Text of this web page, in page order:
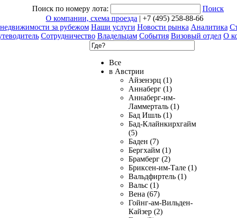
Поиск по номеру лота:
Поиск
О компании, схема проезда | +7 (495) 258-88-66
за рубежом Наши услуги Новости рынка Аналитика
Сотрудничество Владельцам События Визовый отдел О
Все
в Австрии
Айзенэрц (1)
Аннаберг (1)
Аннаберг-им-
Ламмерталь (1)
Бад Ишль (1)
Бад-Клайнкирхгайм
(5)
Баден (7)
Бергхайм (1)
Брамберг (2)
Бриксен-им-Тале (1)
Вальдфиртель (1)
Вальс (1)
Вена (67)
Гойнг-ам-Вильден-
Кайзер (2)